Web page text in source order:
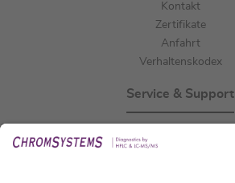
Kontakt
Zertifikate
Anfahrt
Verhaltenskodex
Service & Support